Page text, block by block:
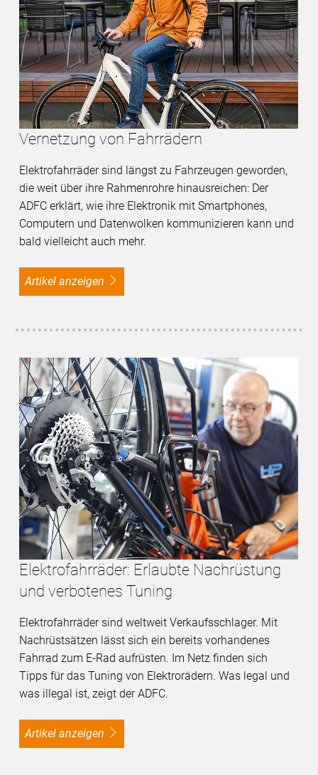
Vernetzung von Fahrrädern
Elektrofahrräder sind längst zu Fahrzeugen geworden,
die weit über ihre Rahmenrohre hinausreichen: Der
ADFC erklärt, wie ihre Elektronik mit Smartphones,
Computern und Datenwolken kommunizieren kann und
bald vielleicht auch mehr.
Artikel anzeigen
Elektrofahrräder: Erlaubte Nachrüstung
und verbotenes Tuning
Elektrofahrräder sind weltweit Verkaufsschlager. Mit
Nachrüstsätzen lässt sich ein bereits vorhandenes
Fahrrad zum E-Rad aufrüsten. Im Netz finden sich
Tipps für das Tuning von Elektrorädern. Was legal und
was illegal ist, zeigt der ADFC.
Artikel anzeigen